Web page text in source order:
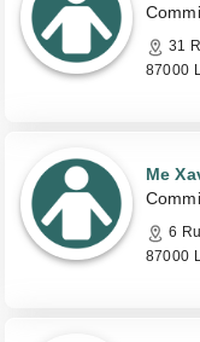
31
87000
Me
6
87000